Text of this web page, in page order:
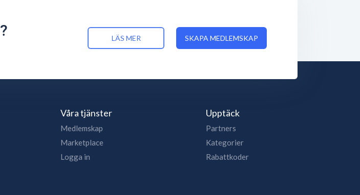
LÄS MER SKAPA MEDLEMSKAP
Våra tjänster
Medlemskap
Marketplace
Logga in
Upptäck
Partners
Kategorier
Rabattkoder